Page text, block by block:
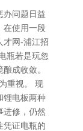
办问题日益
在使用一段
才网-浦江招
瓶若是玩忽
成收敛。
重视。 现
锂电板两种
进修，仍然
凭证电瓶的